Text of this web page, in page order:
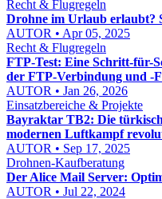
Recht & Flugregeln
Drohne im Urlaub erlaubt?
AUTOR • Apr 05, 2025
Recht & Flugregeln
FTP-Test: Eine Schritt-für-
der FTP-Verbindung und -
AUTOR • Jan 26, 2026
Einsatzbereiche & Projekte
Bayraktar TB2: Die
modernen Luftkampf
AUTOR • Sep 17, 2025
Drohnen-Kaufberatung
Der Alice Mail Server:
AUTOR • Jul 22, 2024